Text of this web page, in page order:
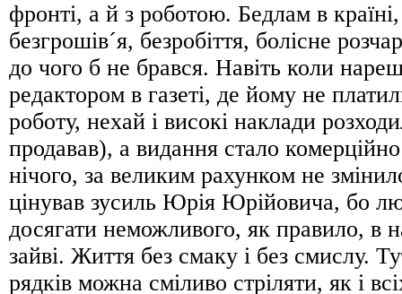
фронті, а й з роботою. Бедлам в
безгрошів´я, безробіття, болісне
до чого б не брався. Навіть коли
редактором в газеті, де йому не
роботу, нехай і високі наклади
продавав), а видання стало
нічого, за великим рахунком не
цінував зусиль Юрія Юрійовича, бо
досягати неможливого, як правило, в
зайві. Життя без смаку і без смислу.
рядків можна сміливо стріляти, як і